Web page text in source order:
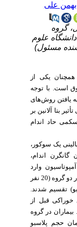
علی
گروه
علوم
مسئول)
یکی از
است.با توجه
یافتن روش‌های
بتا آلانین بر
حاد اندام
یک سوکور،
وارد
گروه
(20 نفر
بتاآلانین خوراکی قبل از
بیماران در گروه
حجم پلاسبو